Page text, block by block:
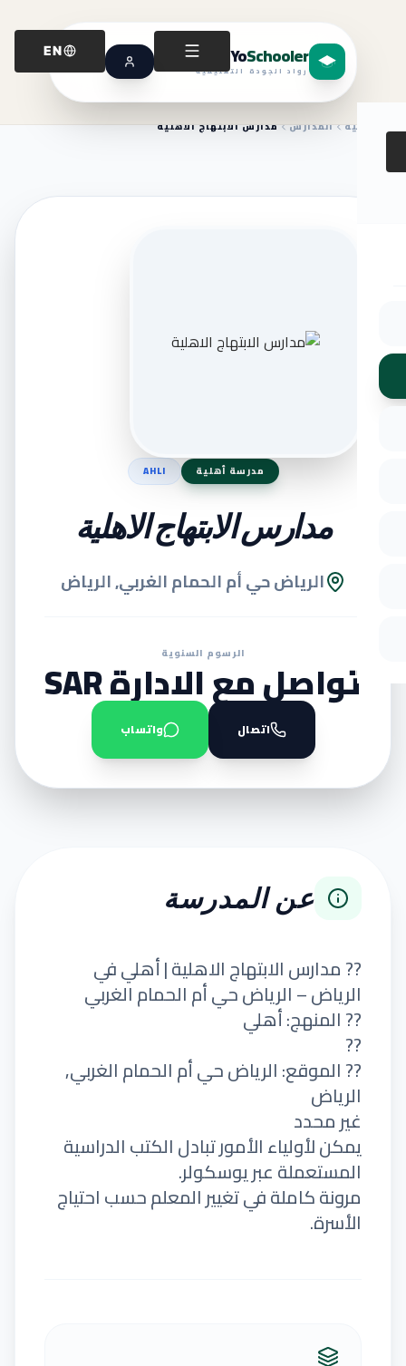
YoSchooler
رواد الجودة التعليمية
EN
الرئيسية المدارس مدارس الابتهاج الاهلية
مدرسة أهلية AHLI
مدارس الابتهاج الاهلية
الرياض حي أم الحمام الغربي, الرياض
الرسوم السنوية
تواصل مع الادارة SAR
اتصال واتساب
عن المدرسة
?? مدارس الابتهاج الاهلية | أهلي في
الرياض – الرياض حي أم الحمام الغربي
?? المنهج: أهلي
??
?? الموقع: الرياض حي أم الحمام الغربي,
الرياض
غير محدد
يمكن لأولياء الأمور تبادل الكتب الدراسية
المستعملة عبر يوسكولر.
مرونة كاملة في تغيير المعلم حسب احتياج
الأسرة.